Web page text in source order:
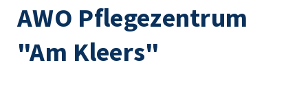
AWO Pflegezentrum
"Am Kleers"